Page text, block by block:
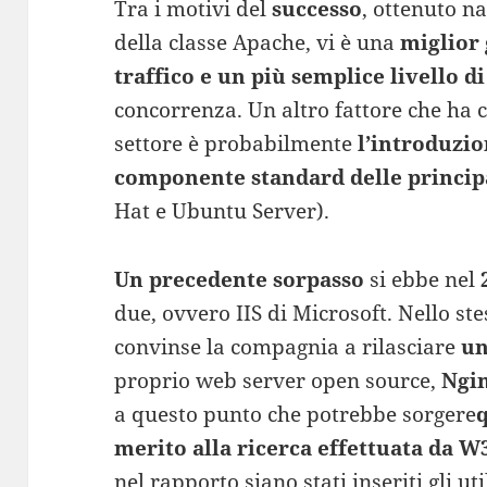
Tra i motivi delsuccesso, ottenuto
della classe Apache, vi è unamiglior
traffico e un più semplice livello
concorrenza. Un altro fattore che
settore è probabilmente
componente standard delle
Hat e Ubuntu Server).
Un precedente sorpasso si ebbe nel
due, ovvero IIS di Microsoft. Nello
convinse la compagnia a rilasciare
proprio web server open source,
a questo punto che potrebbe sorgere
merito alla ricerca effettuata da